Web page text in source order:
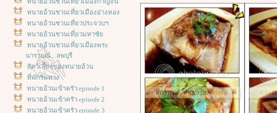
ทนายอ้วนชวนเที่ยวเมืองอ่างทอง
ทนายอ้วนชวนเที่ยวประจวบฯ
ทนายอ้วนชวนเที่ยวมหาชั
ทนายอ้วนชวนเที่ยวเมืองพระ
นารายณ์ ...ลพบุรี
สัตว์เลี้ยงของทนายอ้วน
ที่พักริมทาง
ทนายอ้วนเข้าครัว episode 1
ทนายอ้วนเข้าครัว episode 2
ทนายอ้วนเข้าครัว episode 3